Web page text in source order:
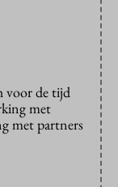
voor de tijd
met
met partners